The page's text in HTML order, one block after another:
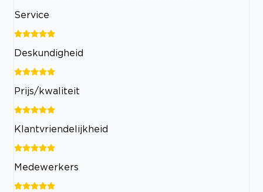
Service
Deskundigheid
Prijs/kwaliteit
Klantvriendelijkheid
Medewerkers